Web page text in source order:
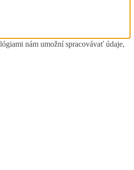
nám umožní spracovávať údaje,